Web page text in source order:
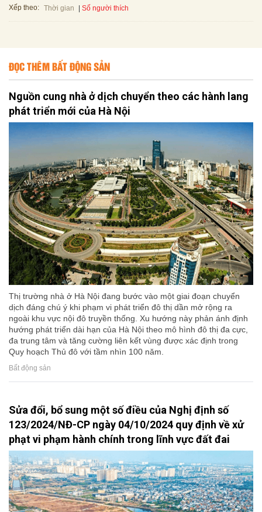
Xếp theo: Thời gian Số người thích
ĐỌC THÊM BẤT ĐỘNG SẢN
Nguồn cung nhà ở dịch chuyển theo các hành lang
phát triển mới của Hà Nội
Thị trường nhà ở Hà Nội đang bước vào một giai đoạn chuyển
dịch đáng chú ý khi phạm vi phát triển đô thị dần mở rộng ra
ngoài khu vực nội đô truyền thống. Xu hướng này phản ánh định
hướng phát triển dài hạn của Hà Nội theo mô hình đô thị đa cực,
đa trung tâm và tăng cường liên kết vùng được xác định trong
Quy hoạch Thủ đô với tầm nhìn 100 năm.
Bất động sản
Sửa đổi, bổ sung một số điều của Nghị định số
123/2024/NĐ-CP ngày 04/10/2024 quy định về xử
phạt vi phạm hành chính trong lĩnh vực đất đai